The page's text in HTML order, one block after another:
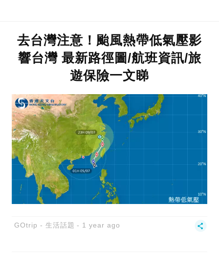
去台灣注意！颱風熱帶低氣壓影
響台灣 最新路徑圖/航班資訊/旅
遊保險一文睇
GOtrip - 生活話題 1 year ago